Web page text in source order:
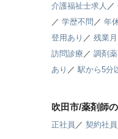
介護福祉士求人 ／
／学歴不問 ／年
登用あり ／残業
訪問診療 ／調剤
あり ／駅から5分
吹田市/薬剤師
正社員 ／契約社員